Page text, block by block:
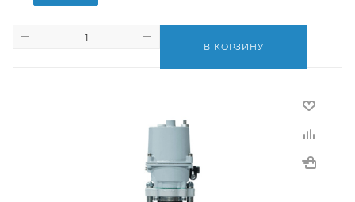
В КОРЗИНУ